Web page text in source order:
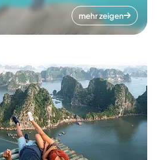
mehr zeigen